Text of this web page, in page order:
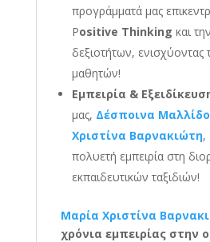
προγράμματά μας
Positive Thinking και
δεξιοτήτων, ενισχύοντας
μαθητών!
Εμπειρία &
μας, Δέσποινα
Χριστίνα Βαρνακιώτη,
πολυετή εμπειρία στη
εκπαιδευτικών ταξιδιών!
Μαρία Χριστίνα
χρόνια εμπειρίας στην